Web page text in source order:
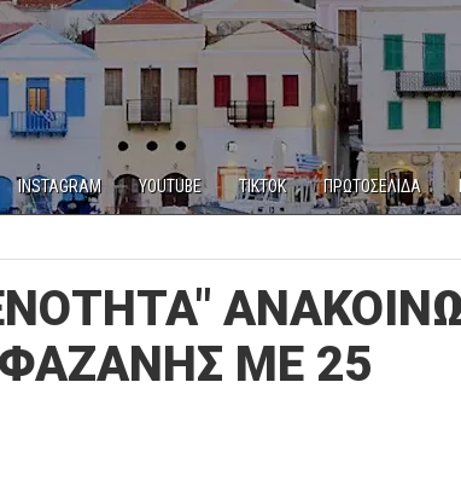
INSTAGRAM YOUTUBE TIKTOK ΠΡΩΤΟΣΕΛΙΔΑ
ΜΕ 25